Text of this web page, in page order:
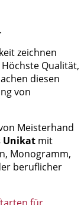
zeichnen
Qualität,
diesen
von
Meisterhand
Unikat mit
Monogramm,
beruflicher